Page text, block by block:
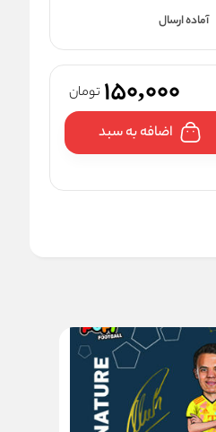
آماده ارسال
150,000 تومان
اضافه به سبد